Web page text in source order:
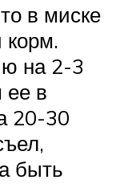
в миске
корм.
на 2-3
ее в
20-30
быть